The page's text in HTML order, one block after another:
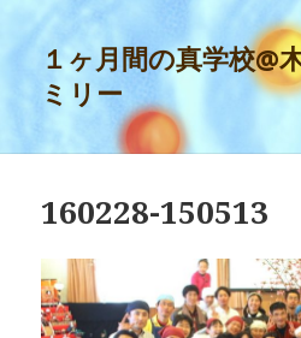
１ヶ月間の真学校@
ミリー
160228-150513